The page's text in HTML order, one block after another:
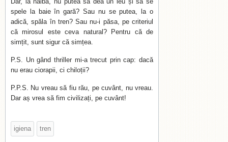
spele la baie în gară? Sau nu se putea, la o
adică, spăla în tren? Sau nu-i păsa, pe criteriul
că mirosul este ceva natural? Pentru că de
simțit, sunt sigur că simțea.
P.S. Un gând thriller mi-a trecut prin cap: dacă
nu erau ciorapii, ci chiloții?
P.P.S. Nu vreau să fiu rău, pe cuvânt, nu vreau.
Dar aș vrea să fim civilizați, pe cuvânt!
igiena tren